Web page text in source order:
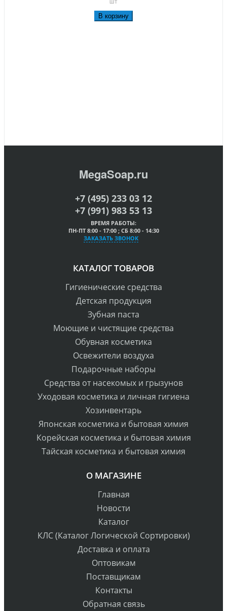
В корзину
MegaSoap.ru
+7 (495) 233 03 12
+7 (991) 983 53 13
ВРЕМЯ РАБОТЫ:
ПН-ПТ 8:00 - 17:00 ; СБ 8:00 - 14:30
ЗАКАЗАТЬ ЗВОНОК
КАТАЛОГ ТОВАРОВ
Гигиенические средства
Детская продукция
Зубная паста
Моющие и чистящие средства
Обувная косметика
Освежители воздуха
Подарочные наборы
Средства от насекомых и грызунов
Уходовая косметика и личная гигиена
Хозинвентарь
Японская косметика и бытовая химия
Корейская косметика и бытовая химия
Тайская косметика и бытовая химия
О МАГАЗИНЕ
Главная
Новости
Каталог
КЛС (Каталог Логической Сортировки)
Доставка и оплата
Оптовикам
Поставщикам
Контакты
Обратная связь